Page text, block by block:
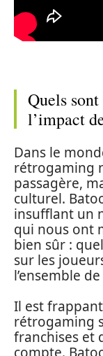
Quels
l’impact
Dans le
rétrogaming
passagère,
culturel.
insufflant un
qui nous ont
bien sûr :
sur les
l’ensemble
Il est
rétrogaming
franchises et